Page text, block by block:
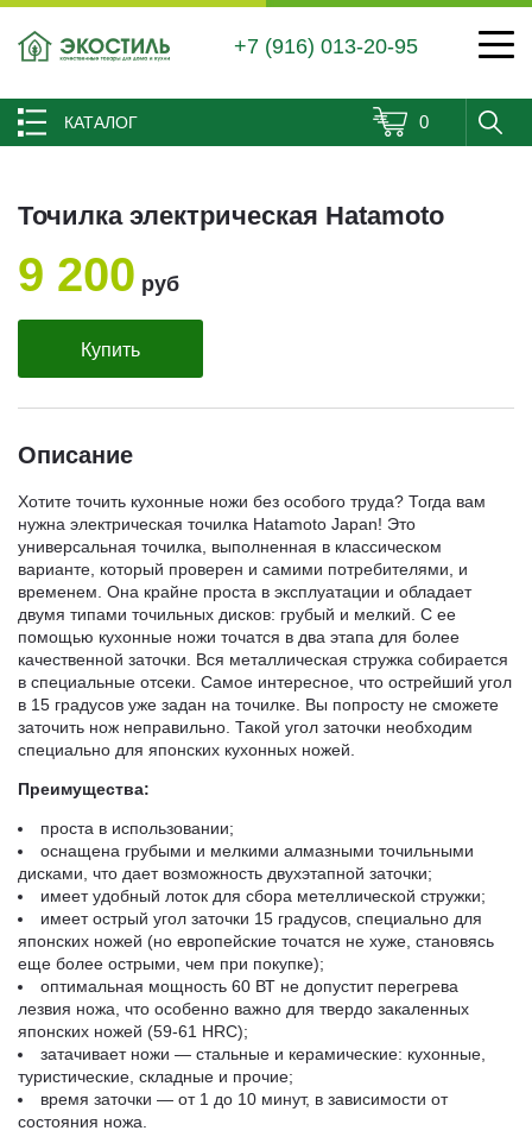
+7 (916) 013-20-95
КАТАЛОГ 0
Точилка электрическая Hatamoto
9 200 руб
Купить
Описание
Хотите точить кухонные ножи без особого труда? Тогда вам
нужна электрическая точилка Hatamoto Japan! Это
универсальная точилка, выполненная в классическом
варианте, который проверен и самими потребителями, и
временем. Она крайне проста в эксплуатации и обладает
двумя типами точильных дисков: грубый и мелкий. С ее
помощью кухонные ножи точатся в два этапа для более
качественной заточки. Вся металлическая стружка собирается
в специальные отсеки. Самое интересное, что острейший угол
в 15 градусов уже задан на точилке. Вы попросту не сможете
заточить нож неправильно. Такой угол заточки необходим
специально для японских кухонных ножей.
Преимущества:
проста в использовании;
оснащена грубыми и мелкими алмазными точильными
дисками, что дает возможность двухэтапной заточки;
имеет удобный лоток для сбора метеллической стружки;
имеет острый угол заточки 15 градусов, специально для
японских ножей (но европейские точатся не хуже, становясь
еще более острыми, чем при покупке);
оптимальная мощность 60 ВТ не допустит перегрева
лезвия ножа, что особенно важно для твердо закаленных
японских ножей (59-61 HRC);
затачивает ножи — стальные и керамические: кухонные,
туристические, складные и прочие;
время заточки — от 1 до 10 минут, в зависимости от
состояния ножа.